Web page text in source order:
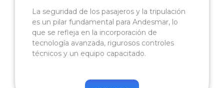
La seguridad de los pasajeros y la tripulación
es un pilar fundamental para Andesmar, lo
que se refleja en la incorporación de
tecnología avanzada, rigurosos controles
técnicos y un equipo capacitado.